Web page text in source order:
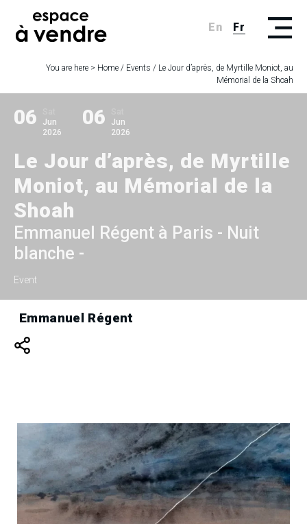
En Fr
You are here > Home / Events / Le Jour d’après, de Myrtille Moniot, au
Mémorial de la Shoah
06
Jun
2026
06
Jun
2026
Le Jour d’après, de Myrtille
Moniot, au Mémorial de la
Shoah
Emmanuel Régent à Paris - Nuit
blanche -
Event
Emmanuel Régent